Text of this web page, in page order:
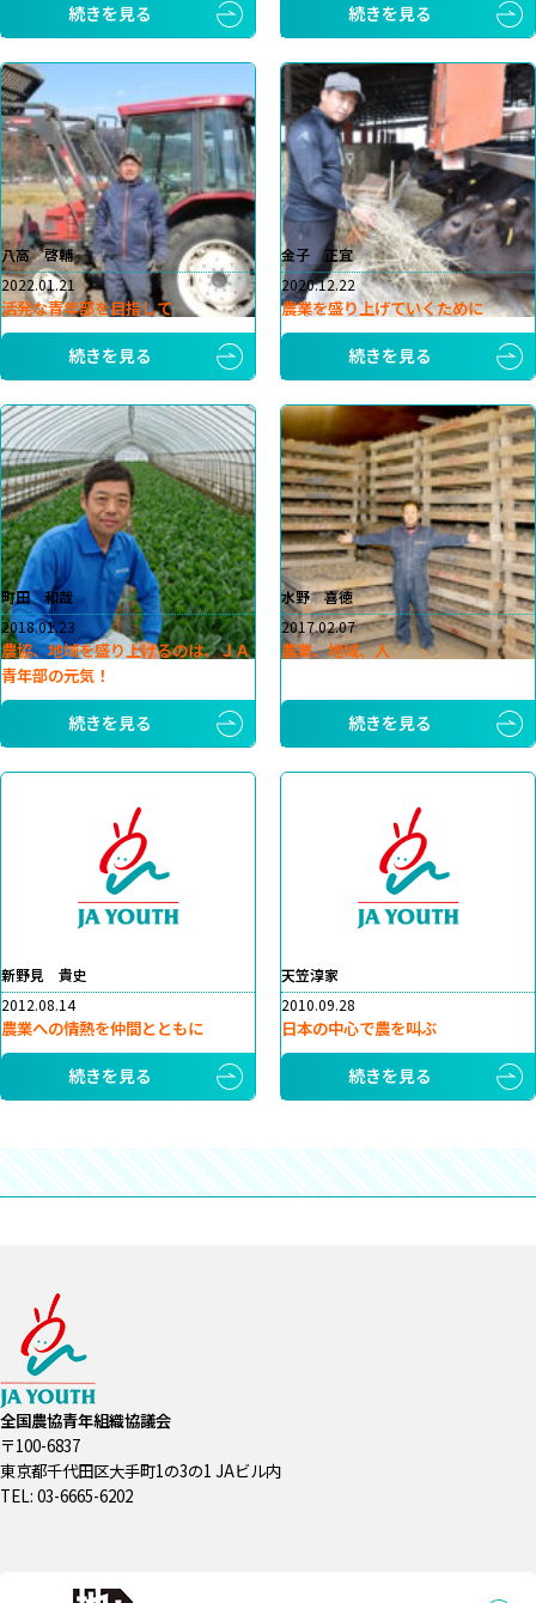
続きを見る
続きを見る
八高 啓輔
2022.01.21
活発な青年部を目指して
続きを見る
金子 正宜
2020.12.22
農業を盛り上げていくために
続きを見る
町田 和哉
2018.01.23
農協、地域を盛り上げるのは、ＪＡ
青年部の元気！
続きを見る
水野 喜徳
2017.02.07
農業、地域、人
続きを見る
新野見 貴史
2012.08.14
農業への情熱を仲間とともに
続きを見る
天笠淳家
2010.09.28
日本の中心で農を叫ぶ
続きを見る
全国農協青年組織協議会
〒100-6837
東京都千代田区大手町1の3の1 JAビル内
TEL: 03-6665-6202